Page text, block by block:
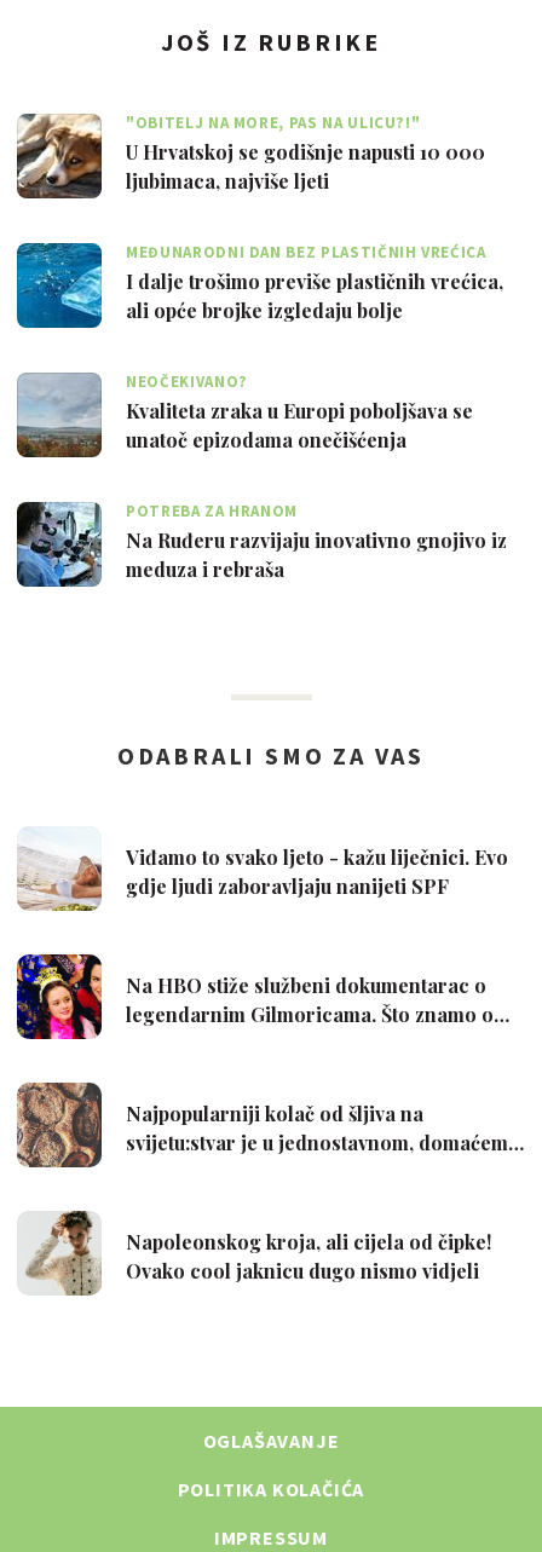
JOŠ IZ RUBRIKE
"OBITELJ NA MORE, PAS NA ULICU?!"
U Hrvatskoj se godišnje napusti 10 000
ljubimaca, najviše ljeti
MEĐUNARODNI DAN BEZ PLASTIČNIH VREĆICA
I dalje trošimo previše plastičnih vrećica,
ali opće brojke izgledaju bolje
NEOČEKIVANO?
Kvaliteta zraka u Europi poboljšava se
unatoč epizodama onečišćenja
POTREBA ZA HRANOM
Na Ruđeru razvijaju inovativno gnojivo iz
meduza i rebraša
OGLAŠAVANJE
POLITIKA KOLAČIĆA
IMPRESSUM